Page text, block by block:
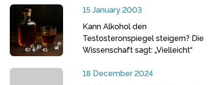
15 January 2003
Kann Alkohol den
Testosteronspiegel steigern? Die
Wissenschaft sagt: „Vielleicht“
18 December 2024